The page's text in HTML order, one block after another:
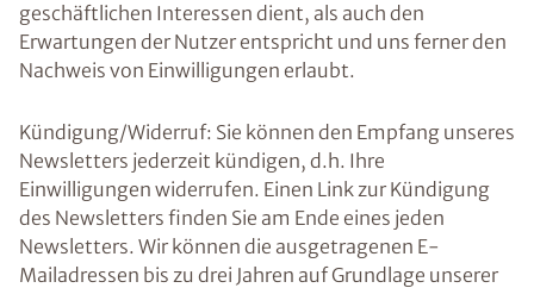
geschäftlichen Interessen dient, als auch den
Erwartungen der Nutzer entspricht und uns ferner den
Nachweis von Einwilligungen erlaubt.
Kündigung/Widerruf: Sie können den Empfang unseres
Newsletters jederzeit kündigen, d.h. Ihre
Einwilligungen widerrufen. Einen Link zur Kündigung
des Newsletters finden Sie am Ende eines jeden
Newsletters. Wir können die ausgetragenen E-
Mailadressen bis zu drei Jahren auf Grundlage unserer